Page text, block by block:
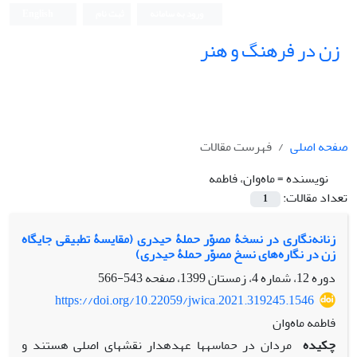
زن در فرهنگ و هنر
صفحه اصلی
فهرست مقالات
نویسنده =ماه‌وان، فاطمه
تعداد مقالات:
1
زنانه‌نگاری در نسخۀ مصوّر حملۀ حیدری (مقایسۀ تطبیقی جایگاه
زن در نگاره‌های نسخ مصوّر حملۀ حیدری)
دوره 12، شماره 4، زمستان 1399، صفحه
543-566
https://doi.org/10.22059/jwica.2021.319245.1546
فاطمه ماه‌وان
چکیده مردان در حماسه‏ها عهده‏دار نقش‏های اصلی هستند و